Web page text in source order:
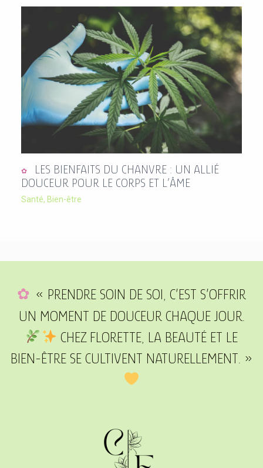
LES BIENFAITS DU CHANVRE : UN ALLIÉ
DOUCEUR POUR LE CORPS ET L’ÂME
Santé, Bien-être
« PRENDRE SOIN DE SOI, C’EST S’OFFRIR
UN MOMENT DE DOUCEUR CHAQUE JOUR.
CHEZ FLORETTE, LA BEAUTÉ ET LE
BIEN-ÊTRE SE CULTIVENT NATURELLEMENT. »